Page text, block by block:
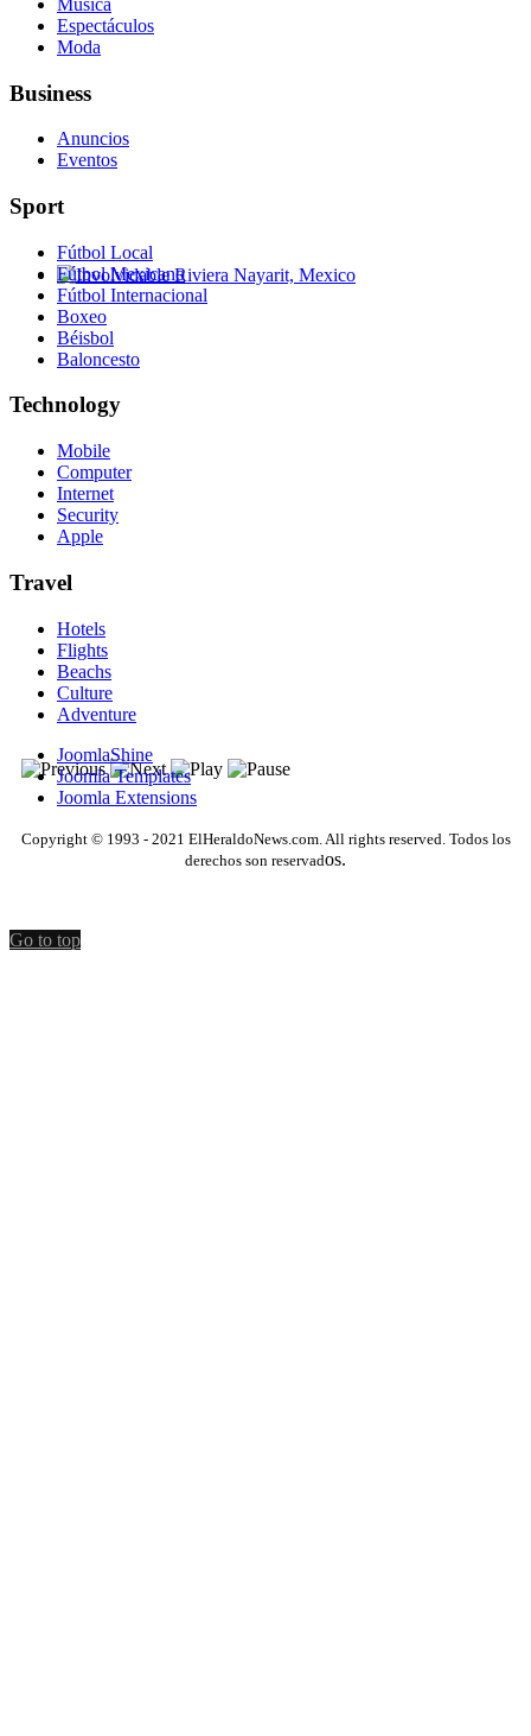
Involvidable Riviera Nayarit, Mexico
Espectáculos
Moda
Business
Anuncios
Eventos
Sport
Fútbol Local
Fútbol Mexicano
Fútbol Internacional
Boxeo
Béisbol
Baloncesto
Technology
Mobile
Computer
Internet
Security
Apple
Travel
Hotels
Flights
Beachs
Culture
Adventure
JoomlaShine
Joomla Templates
Joomla Extensions
Copyright © 1993 - 2021 ElHeraldoNews.com. All rights reserved. Todos los
derechos son reservados.
Go to top